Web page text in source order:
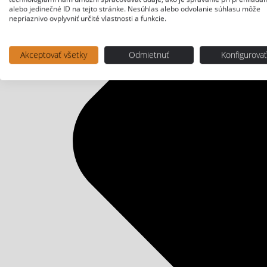
alebo jedinečné ID na tejto stránke. Nesúhlas alebo odvolanie súhlasu môže
nepriaznivo ovplyvniť určité vlastnosti a funkcie.
Akceptovať všetky Odmietnuť Konfigurovať